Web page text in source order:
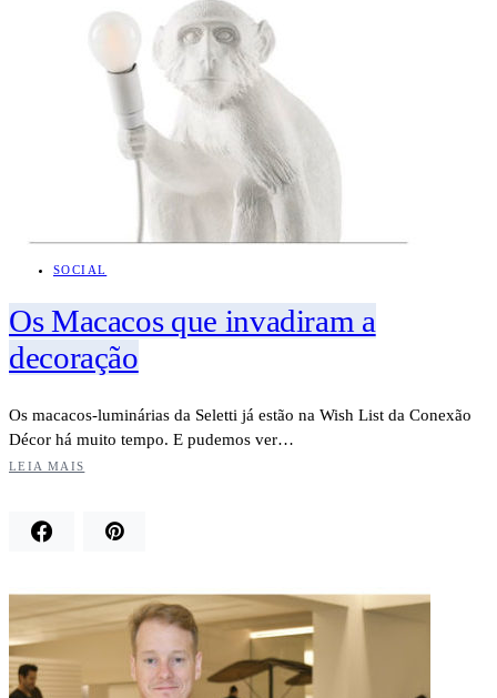
SOCIAL
Os Macacos que invadiram a
decoração
Os macacos-luminárias da Seletti já estão na Wish List da Conexão
Décor há muito tempo. E pudemos ver…
LEIA MAIS